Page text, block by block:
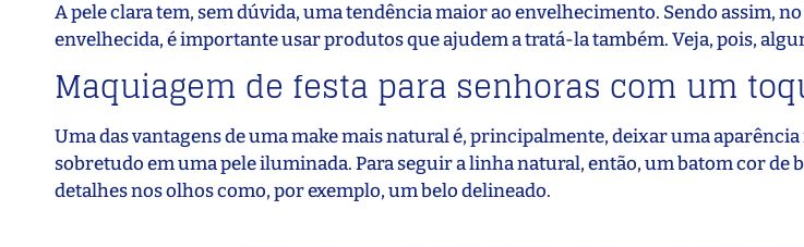
A pele clara tem, sem dúvida, uma tendência maior ao envelhecimento. Sendo assim,
envelhecida, é importante usar produtos que ajudem a tratá-la também. Veja, pois,
Maquiagem de festa para senhoras com um
Uma das vantagens de uma make mais natural é, principalmente, deixar uma aparência
sobretudo em uma pele iluminada. Para seguir a linha natural, então, um batom cor de
detalhes nos olhos como, por exemplo, um belo delineado.